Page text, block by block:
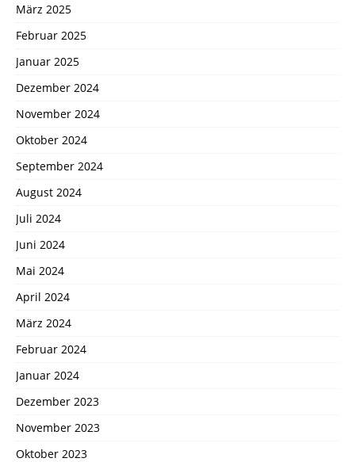
März 2025
Februar 2025
Januar 2025
Dezember 2024
November 2024
Oktober 2024
September 2024
August 2024
Juli 2024
Juni 2024
Mai 2024
April 2024
März 2024
Februar 2024
Januar 2024
Dezember 2023
November 2023
Oktober 2023